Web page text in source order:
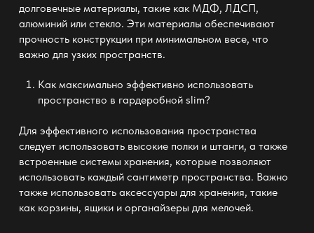
долговечные материалы, такие как МДФ, ЛДСП,
алюминий или стекло. Эти материалы обеспечивают
прочность конструкции при минимальном весе, что
важно для узких пространств.
Как максимально эффективно использовать
пространство в гардеробной slim?
Для эффективного использования пространства
следует использовать высокие полки и штанги, а также
встроенные системы хранения, которые позволяют
использовать каждый сантиметр пространства. Важно
также использовать аксессуары для хранения, такие
как корзины, ящики и органайзеры для мелочей.